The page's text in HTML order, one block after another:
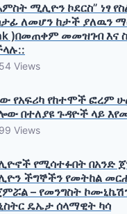
ሚሊዮን ኮደርስ” ነፃ
ለመሆን ከታች ያለዉን
)በመጠቀም መመዝገብ እና
Views
የአፍሪካ የከተሞች ፎረም
በተለያዩ ጉዳዮች ላይ
Views
የሚሳተፉበት በአንድ
ችግኞችን የመትከል
– የመንግስት
ዴኤታ ሰላማዊት ካሳ